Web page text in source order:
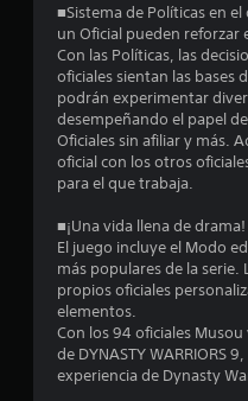
■Sistema de Políticas en
un Oficial pueden reforzar
Con las Políticas, las
oficiales sientan las bases
podrán experimentar
desempeñando el papel
Oficiales sin afiliar y más.
oficial con los otros
para el que trabaja.
■¡Una vida llena de
El juego incluye el Modo
más populares de la
propios oficiales
elementos.
Con los 94 oficiales
de DYNASTY WARRIORS
experiencia de Dynasty